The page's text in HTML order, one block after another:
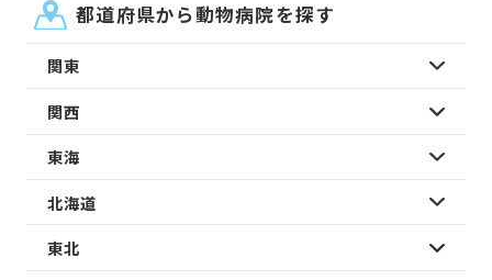
都道府県から動物病院を探す
関東
関西
東海
北海道
東北